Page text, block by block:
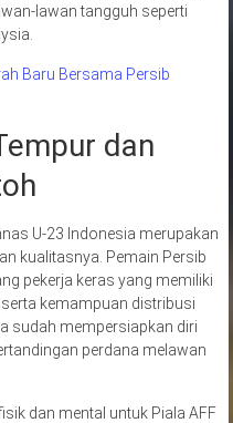
lawan tangguh seperti
Baru Bersama Persib
dan
U-23 Indonesia merupakan
kualitasnya. Pemain Persib
pekerja keras yang memiliki
kemampuan distribusi
sudah mempersiapkan diri
perdana melawan
dan mental untuk Piala AFF